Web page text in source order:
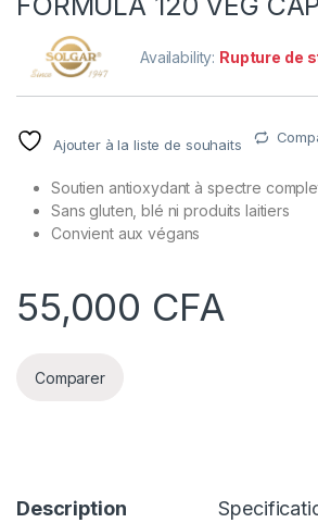
Availability: Rupture de
Ajouter à la liste de souhaits
Soutien antioxydant à spectre
Sans gluten, blé ni produits laitiers
Convient aux végans
55,000 CFA
Comparer
Description